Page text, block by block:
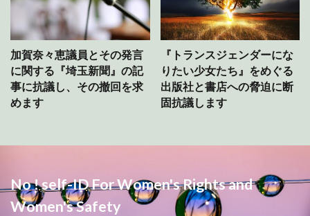
加賀奈々恵議員とその発言
に関する『埼玉新聞』の記
事に抗議し、その撤回を求
めます
『トランスジェンダーにな
りたい少女たち』をめぐる
出版社と書店への脅迫に断
固抗議します
No ! self-ID For Women's Rights and
Women's Safety